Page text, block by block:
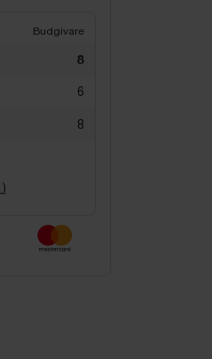
Budgivare
8
6
8
)